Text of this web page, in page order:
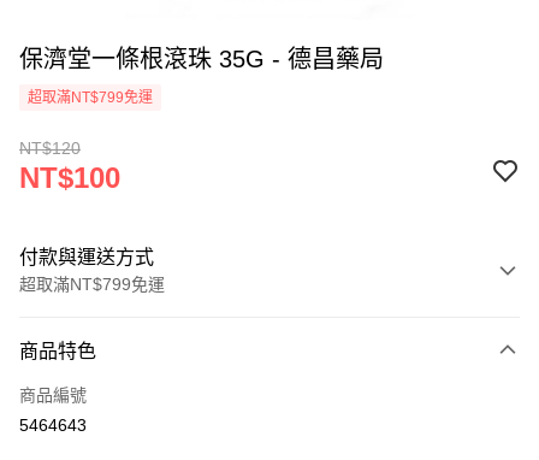
保濟堂一條根滾珠 35G - 德昌藥局
超取滿NT$799免運
NT$120
NT$100
付款與運送方式
超取滿NT$799免運
信用卡一次付款
超商取貨付款
商品特色
商品編號
5464643